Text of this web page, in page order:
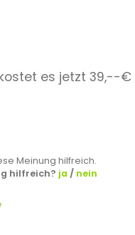
es jetzt
Meinung hilfreich.
hilfreich? ja / nein